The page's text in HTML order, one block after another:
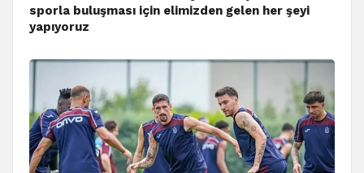
sporla buluşması için elimizden gelen her şeyi
yapıyoruz